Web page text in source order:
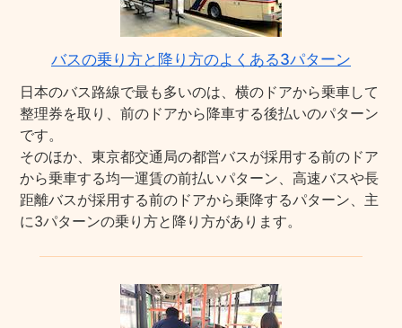
バスの乗り方と降り方のよくある3パターン
日本のバス路線で最も多いのは、横のドアから乗車して
整理券を取り、前のドアから降車する後払いのパターン
です。
そのほか、東京都交通局の都営バスが採用する前のドア
から乗車する均一運賃の前払いパターン、高速バスや長
距離バスが採用する前のドアから乗降するパターン、主
に3パターンの乗り方と降り方があります。